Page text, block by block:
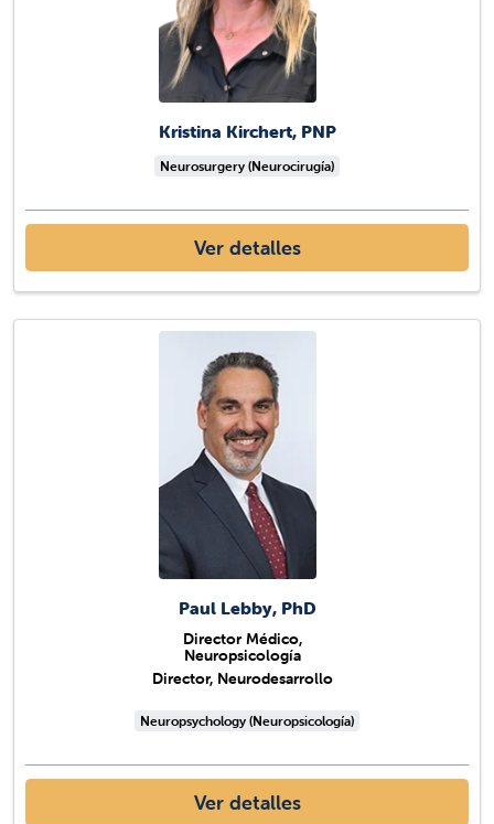
Kristina Kirchert, PNP
Neurosurgery (Neurocirugía)
Ver detalles
Paul Lebby, PhD
Director Médico,
Neuropsicología
Director, Neurodesarrollo
Neuropsychology (Neuropsicología)
Ver detalles